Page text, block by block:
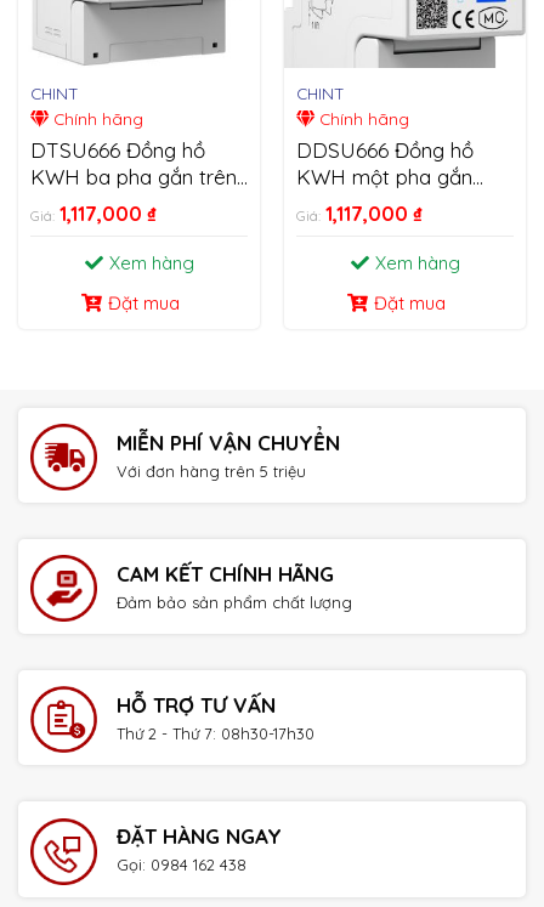
CHINT
Chính hãng
DTSU666 Đồng hồ
KWH ba pha gắn trên
thanh Din
Giá: 1,117,000 ₫
Xem hàng
Đặt mua
CHINT
Chính hãng
DDSU666 Đồng hồ
KWH một pha gắn
trên thanh Din
Giá: 1,117,000 ₫
Xem hàng
Đặt mua
MIỄN PHÍ VẬN CHUYỂN
Với đơn hàng trên 5 triệu
CAM KẾT CHÍNH HÃNG
Đảm bảo sản phẩm chất lượng
HỖ TRỢ TƯ VẤN
Thứ 2 - Thứ 7: 08h30-17h30
ĐẶT HÀNG NGAY
Gọi: 0984 162 438